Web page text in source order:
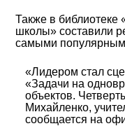
Также в библиотеке
школы» составили
самыми
«Лидером стал
«Задачи на
объектов.
Михайленко,
сообщается на